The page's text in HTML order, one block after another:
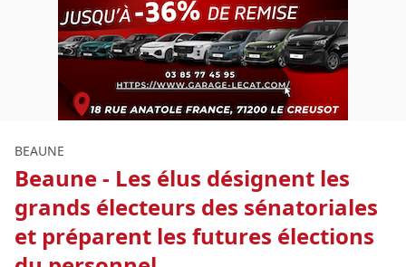
BEAUNE
Beaune - Les élus désignent les
grands électeurs des sénatoriales
et préparent les futures élections